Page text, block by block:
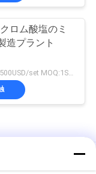
ロム酸塩のミ
造プラント
9500-362500USD/set MOQ:1SET